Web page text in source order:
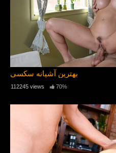
بهترین آشیانه سکسی
112245 views 70%